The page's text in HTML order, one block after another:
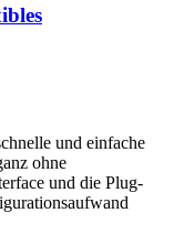
und einfache
ohne
und die Plug-